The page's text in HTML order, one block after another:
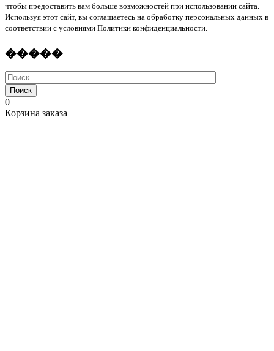
чтобы предоставить вам больше возможностей при использовании сайта.
Используя этот сайт, вы соглашаетесь на обработку персональных данных в
соответствии с условиями Политики конфиденциальности.
�����
Поиск
0
Корзина заказа